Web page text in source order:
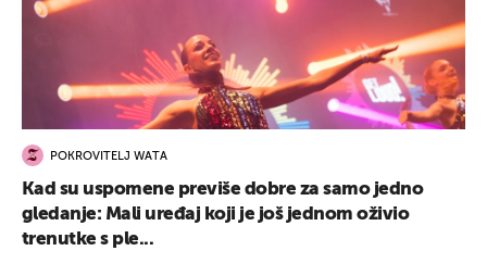
POKROVITELJ WATA
Kad su uspomene previše dobre za samo jedno
gledanje: Mali uređaj koji je još jednom oživio
trenutke s ple...